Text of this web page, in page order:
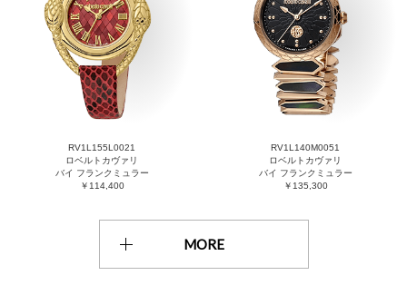
RV1L155L0021
ロベルトカヴァリ
バイ フランクミュラー
￥114,400
RV1L140M0051
ロベルトカヴァリ
バイ フランクミュラー
￥135,300
MORE